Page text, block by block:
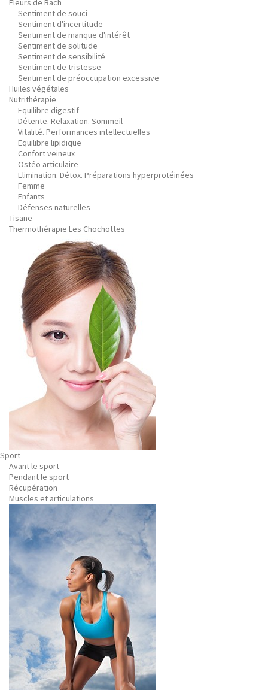
Fleurs de Bach
Sentiment de souci
Sentiment d'incertitude
Sentiment de manque d'intérêt
Sentiment de solitude
Sentiment de sensibilité
Sentiment de tristesse
Sentiment de préoccupation excessive
Huiles végétales
Nutrithérapie
Equilibre digestif
Détente. Relaxation. Sommeil
Vitalité. Performances intellectuelles
Equilibre lipidique
Confort veineux
Ostéo articulaire
Elimination. Détox. Préparations hyperprotéinées
Femme
Enfants
Défenses naturelles
Tisane
Thermothérapie Les Chochottes
Sport
Avant le sport
Pendant le sport
Récupération
Muscles et articulations